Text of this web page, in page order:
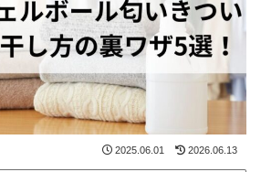
2025.06.01 2026.06.13